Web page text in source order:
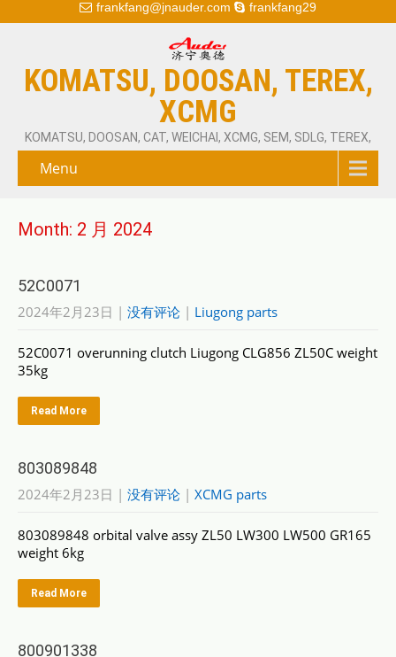
frankfang@jnauder.com frankfang29
KOMATSU, DOOSAN, TEREX,
XCMG
KOMATSU, DOOSAN, CAT, WEICHAI, XCMG, SEM, SDLG, TEREX,
Menu
Month: 2 月 2024
52C0071
2024年2月23日 | 没有评论 | Liugong parts
52C0071 overunning clutch Liugong CLG856 ZL50C weight
35kg
Read More
803089848
2024年2月23日 | 没有评论 | XCMG parts
803089848 orbital valve assy ZL50 LW300 LW500 GR165
weight 6kg
Read More
800901338